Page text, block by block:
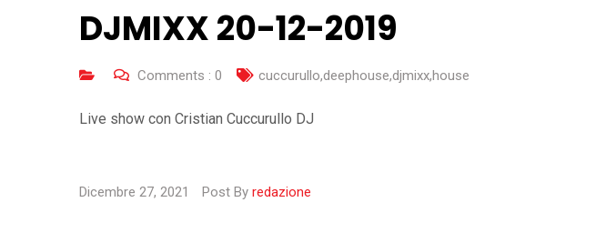
DJMIXX 20-12-2019
Comments : 0 cuccurullo,deephouse,djmixx,house
Live show con Cristian Cuccurullo DJ
Dicembre 27, 2021 Post By redazione